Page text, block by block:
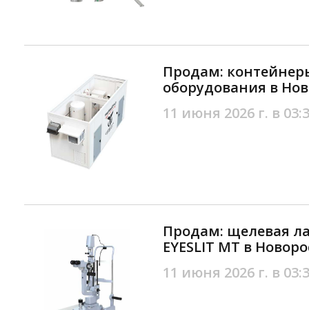
Продам:
оборудования в
11 июня 2026 г. в
Продам: щелевая
EYESLIT MT в
11 июня 2026 г. в